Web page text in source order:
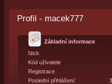
Profil - macek777
Základní informace
Nick
Kód uživatele
Registrace
Poslední přihlášení: